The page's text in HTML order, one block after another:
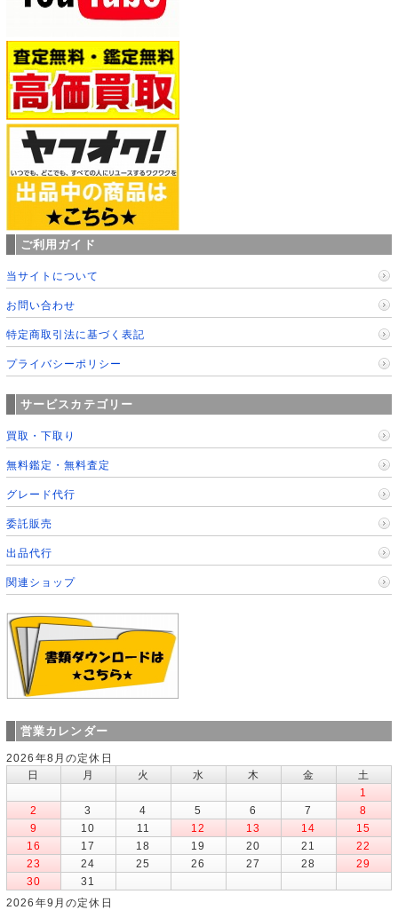
ご利用ガイド
当サイトについて
お問い合わせ
特定商取引法に基づく表記
プライバシーポリシー
サービスカテゴリー
買取・下取り
無料鑑定・無料査定
グレード代行
委託販売
出品代行
関連ショップ
営業カレンダー
2026年8月の定休日
日
月 火 水 木 金
土
1
2
3 4 5 6 7
8
9
10 11 12 13 14
15
16
17 18 19 20 21
22
23
24 25 26 27 28
29
30
31
2026年9月の定休日